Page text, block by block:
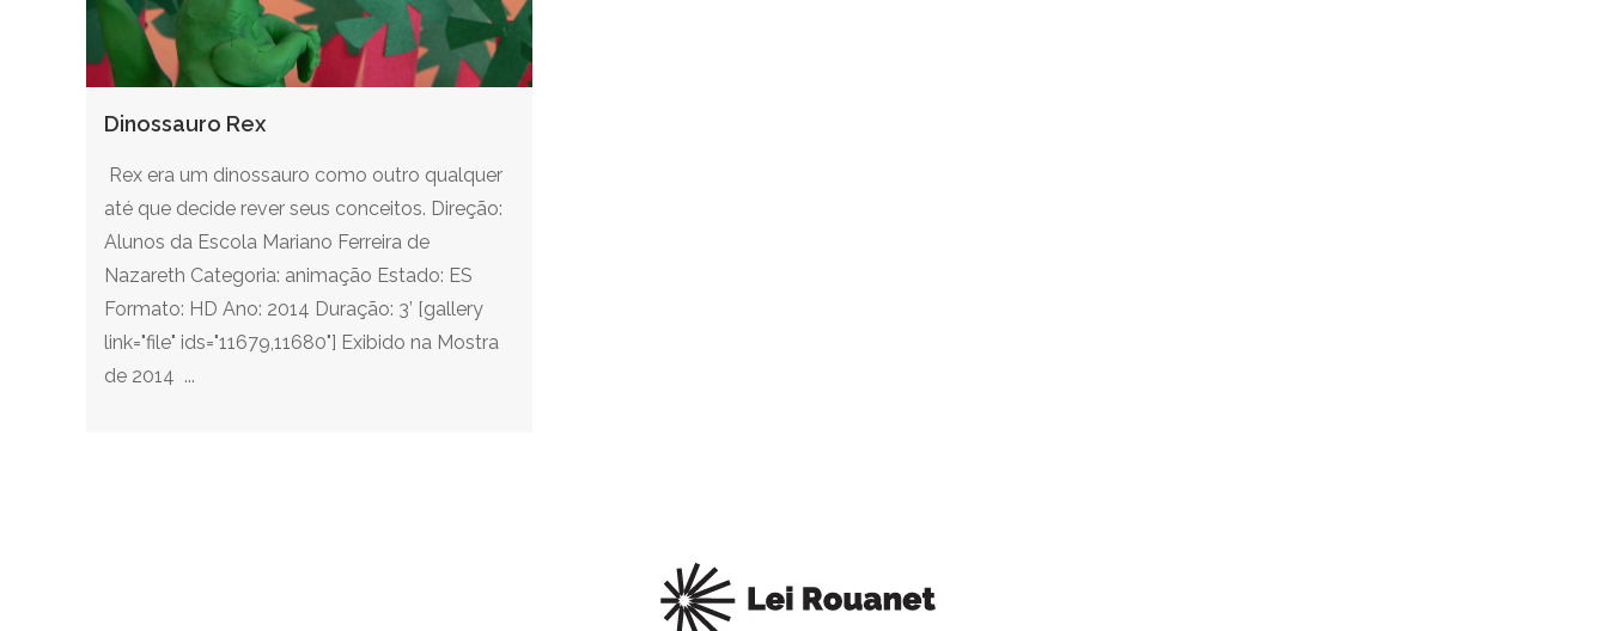
Dinossauro Rex
Rex era um dinossauro como outro qualquer
até que decide rever seus conceitos. Direção:
Alunos da Escola Mariano Ferreira de
Nazareth Categoria: animação Estado: ES
Formato: HD Ano: 2014 Duração: 3’ [gallery
link="file" ids="11679,11680"] Exibido na Mostra
de 2014 ...